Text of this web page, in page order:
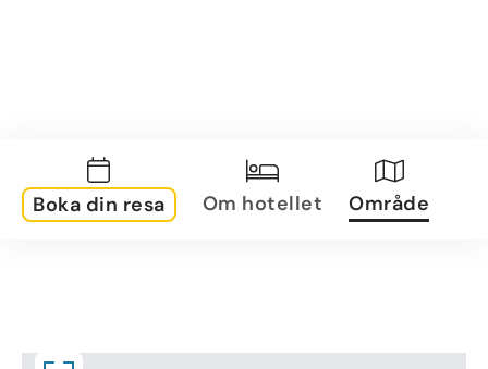
Boka din resa Om hotellet Område